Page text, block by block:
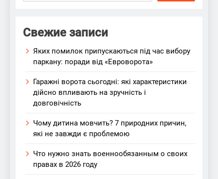
Свежие записи
Яких помилок припускаються під час вибору
паркану: поради від «Евроворота»
Гаражні ворота сьогодні: які характеристики
дійсно впливають на зручність і
довговічність
Чому дитина мовчить? 7 природних причин,
які не завжди є проблемою
Что нужно знать военнообязанным о своих
правах в 2026 году